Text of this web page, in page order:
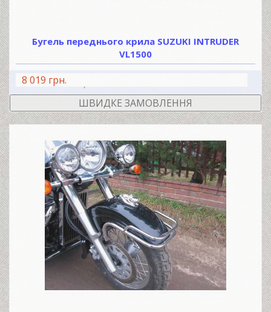
Бугель переднього крила SUZUKI INTRUDER
VL1500
8 019 грн.
ШВИДКЕ ЗАМОВЛЕННЯ